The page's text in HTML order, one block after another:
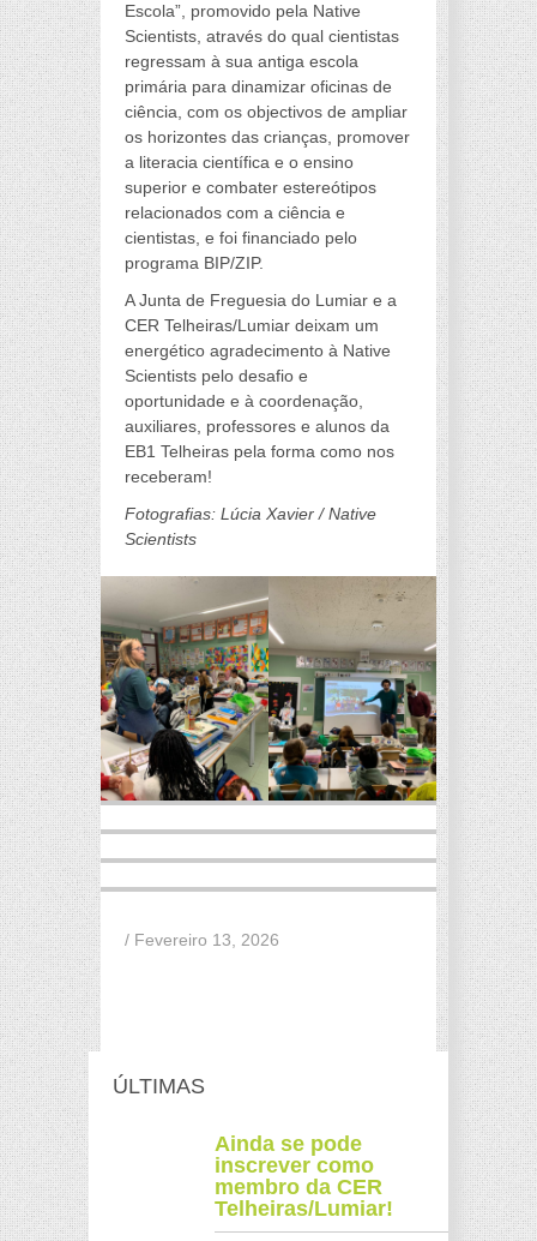
Escola”, promovido pela Native
Scientists, através do qual cientistas
regressam à sua antiga escola
primária para dinamizar oficinas de
ciência, com os objectivos de ampliar
os horizontes das crianças, promover
a literacia científica e o ensino
superior e combater estereótipos
relacionados com a ciência e
cientistas, e foi financiado pelo
programa BIP/ZIP.
A Junta de Freguesia do Lumiar e a
CER Telheiras/Lumiar deixam um
energético agradecimento à Native
Scientists pelo desafio e
oportunidade e à coordenação,
auxiliares, professores e alunos da
EB1 Telheiras pela forma como nos
receberam!
Fotografias: Lúcia Xavier / Native
Scientists
/ Fevereiro 13, 2026
ÚLTIMAS
Ainda se pode
inscrever como
membro da CER
Telheiras/Lumiar!